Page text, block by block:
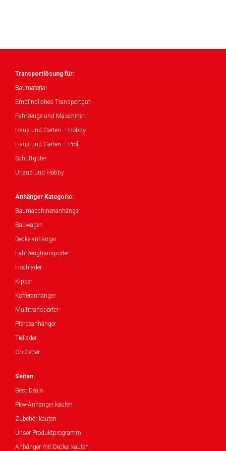
Transportlösung für:
Baumaterial
Empfindliches Transportgut
Fahrzeuge und Maschinen
Haus und Garten – Hobby
Haus und Garten – Profi
Schüttgüter
Urlaub und Hobby
Anhänger Kategorie:
Baumaschinenanhänger
Bauwagen
Deckelanhänger
Fahrzeugtransporter
Hochlader
Kipper
Kofferanhänger
Multitransporter
Pferdeanhänger
Tieflader
Go-Getter
Seiten:
Best Deals
Pkw-Anhänger kaufen
Zubehör kaufen
Unser Produktprogramm
Anhänger mit Deckel kaufen